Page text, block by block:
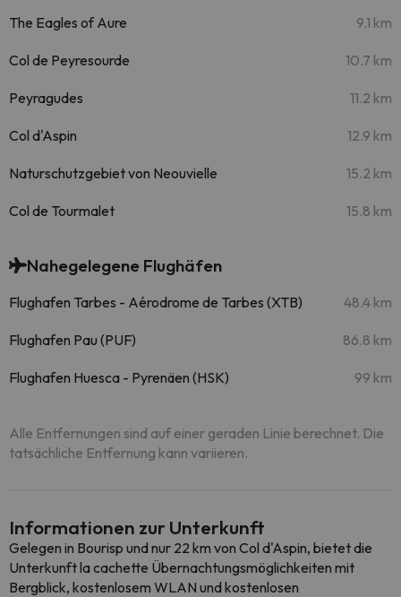
The Eagles of Aure 9.1 km
Col de Peyresourde 10.7 km
Peyragudes 11.2 km
Col d'Aspin 12.9 km
Naturschutzgebiet von Neouvielle 15.2 km
Col de Tourmalet 15.8 km
Nahegelegene Flughäfen
Flughafen Tarbes - Aérodrome de Tarbes (XTB) 48.4 km
Flughafen Pau (PUF) 86.8 km
Flughafen Huesca - Pyrenäen (HSK) 99 km
Alle Entfernungen sind auf einer geraden Linie berechnet. Die
tatsächliche Entfernung kann variieren.
Informationen zur Unterkunft
Gelegen in Bourisp und nur 22 km von Col d'Aspin, bietet die
Unterkunft la cachette Übernachtungsmöglichkeiten mit
Bergblick, kostenlosem WLAN und kostenlosen